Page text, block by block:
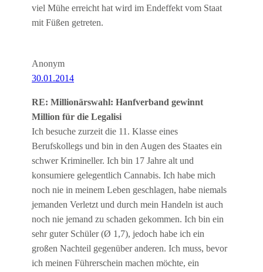
viel Mühe erreicht hat wird im Endeffekt vom Staat
mit Füßen getreten.
Anonym
30.01.2014
RE: Millionärswahl: Hanfverband gewinnt
Million für die Legalisi
Ich besuche zurzeit die 11. Klasse eines
Berufskollegs und bin in den Augen des Staates ein
schwer Krimineller. Ich bin 17 Jahre alt und
konsumiere gelegentlich Cannabis. Ich habe mich
noch nie in meinem Leben geschlagen, habe niemals
jemanden Verletzt und durch mein Handeln ist auch
noch nie jemand zu schaden gekommen. Ich bin ein
sehr guter Schüler (Ø 1,7), jedoch habe ich ein
großen Nachteil gegenüber anderen. Ich muss, bevor
ich meinen Führerschein machen möchte, ein